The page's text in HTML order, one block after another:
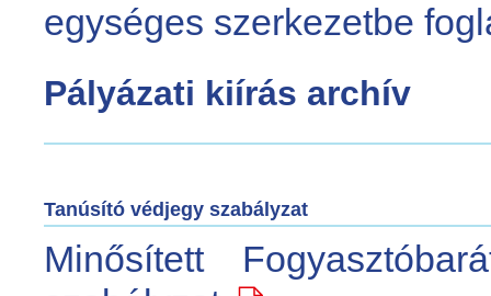
egységes szerkezetbe
Pályázati kiírás archív
Tanúsító védjegy szabályzat
Minősített